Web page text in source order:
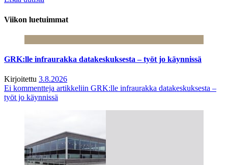
Viikon luetuimmat
GRK:lle infraurakka datakeskuksesta – työt jo käynnissä
Kirjoitettu 3.8.2026
Ei kommentteja artikkeliin GRK:lle infraurakka datakeskuksesta –
työt jo käynnissä